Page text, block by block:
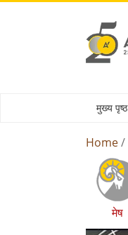
मुख्य पृष्ठ
Home
मेष